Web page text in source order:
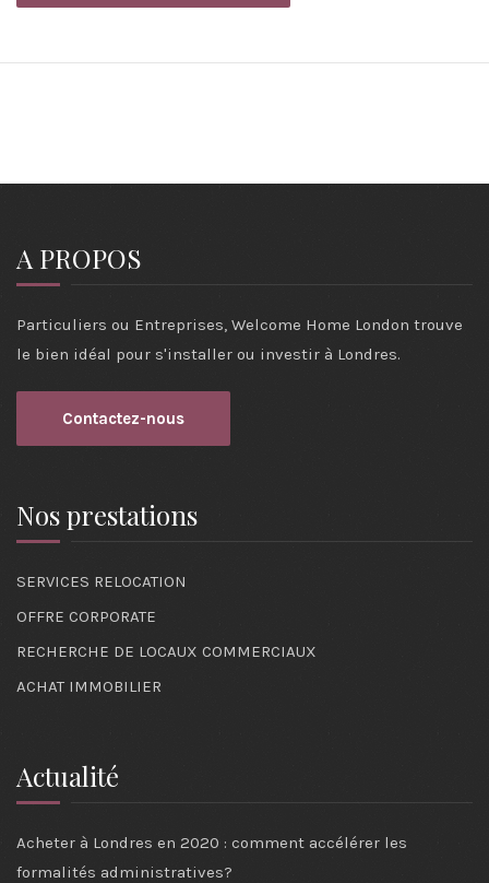
A PROPOS
Particuliers ou Entreprises, Welcome Home London trouve
le bien idéal pour s'installer ou investir à Londres.
Contactez-nous
Nos prestations
SERVICES RELOCATION
OFFRE CORPORATE
RECHERCHE DE LOCAUX COMMERCIAUX
ACHAT IMMOBILIER
Actualité
Acheter à Londres en 2020 : comment accélérer les
formalités administratives?